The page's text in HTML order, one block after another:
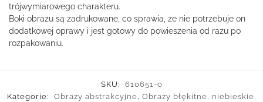
trójwymiarowego charakteru.
Boki obrazu są zadrukowane, co sprawia, że nie potrzebuje on
dodatkowej oprawy i jest gotowy do powieszenia od razu po
rozpakowaniu.
SKU:
610651-o
Kategorie:
Obrazy abstrakcyjne, Obrazy błękitne, niebieskie,